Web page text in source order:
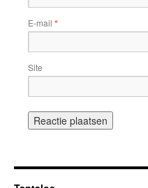
E-mail *
Site